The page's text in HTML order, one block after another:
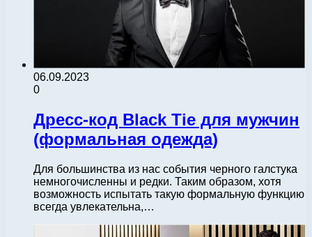
06.09.2023
0
Дресс-код Black Tie для мужчин
(формальная одежда)
Для большинства из нас события черного галстука
немногочисленны и редки. Таким образом, хотя
возможность испытать такую ​​формальную функцию
всегда увлекательна,…